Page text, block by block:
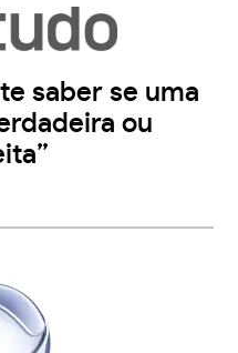
saber se uma
ou